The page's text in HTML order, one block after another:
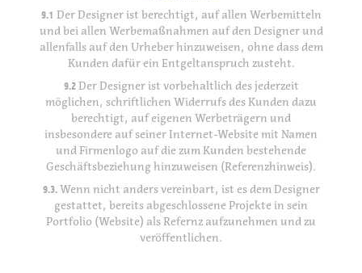
9.1 Der Designer ist berechtigt, auf allen Werbemitteln
und bei allen Werbemaßnahmen auf den Designer und
allenfalls auf den Urheber hinzuweisen, ohne dass dem
Kunden dafür ein Entgeltanspruch zusteht.
9.2Der Designer ist vorbehaltlich des jederzeit
möglichen, schriftlichen Widerrufs des Kunden dazu
berechtigt, auf eigenen Werbeträgern und
insbesondere auf seiner Internet-Website mit Namen
und Firmenlogo auf die zum Kunden bestehende
Geschäftsbeziehung hinzuweisen (Referenzhinweis).
9.3.Wenn nicht anders vereinbart, ist es dem Designer
gestattet, bereits abgeschlossene Projekte in sein
Portfolio (Website) als Refernz aufzunehmen und zu
veröffentlichen.